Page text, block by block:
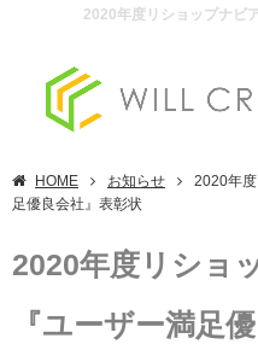
2020年度リショップナビ
HOME お知らせ
2020年
足優良会社』表彰状
2020年度リショ
『ユーザー満足